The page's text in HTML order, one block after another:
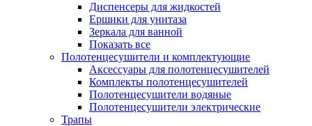
Диспенсеры для жидкостей
Ершики для унитаза
Зеркала для ванной
Показать все
Полотенцесушители и комплектующие
Аксессуары для полотенцесушителей
Комплекты полотенцесушителей
Полотенцесушители водяные
Полотенцесушители электрические
Трапы